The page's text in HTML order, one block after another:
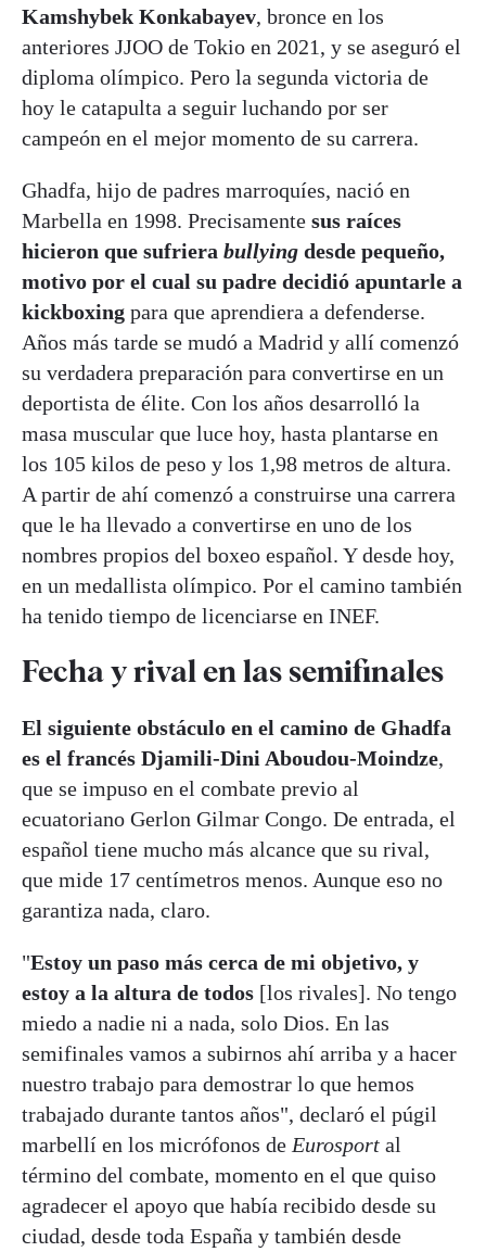
Kamshybek Konkabayev, bronce en los
anteriores JJOO de Tokio en 2021, y se aseguró el
diploma olímpico. Pero la segunda victoria de
hoy le catapulta a seguir luchando por ser
campeón en el mejor momento de su carrera.
Ghadfa, hijo de padres marroquíes, nació en
Marbella en 1998. Precisamente sus raíces
hicieron que sufriera bullying desde pequeño,
motivo por el cual su padre decidió apuntarle a
kickboxing para que aprendiera a defenderse.
Años más tarde se mudó a Madrid y allí comenzó
su verdadera preparación para convertirse en un
deportista de élite. Con los años desarrolló la
masa muscular que luce hoy, hasta plantarse en
los 105 kilos de peso y los 1,98 metros de altura.
A partir de ahí comenzó a construirse una carrera
que le ha llevado a convertirse en uno de los
nombres propios del boxeo español. Y desde hoy,
en un medallista olímpico. Por el camino también
ha tenido tiempo de licenciarse en INEF.
Fecha y rival en las semifinales
El siguiente obstáculo en el camino de Ghadfa
es el francés Djamili-Dini Aboudou-Moindze,
que se impuso en el combate previo al
ecuatoriano Gerlon Gilmar Congo. De entrada, el
español tiene mucho más alcance que su rival,
que mide 17 centímetros menos. Aunque eso no
garantiza nada, claro.
"Estoy un paso más cerca de mi objetivo, y
estoy a la altura de todos [los rivales]. No tengo
miedo a nadie ni a nada, solo Dios. En las
semifinales vamos a subirnos ahí arriba y a hacer
nuestro trabajo para demostrar lo que hemos
trabajado durante tantos años", declaró el púgil
marbellí en los micrófonos de Eurosport al
término del combate, momento en el que quiso
agradecer el apoyo que había recibido desde su
ciudad, desde toda España y también desde